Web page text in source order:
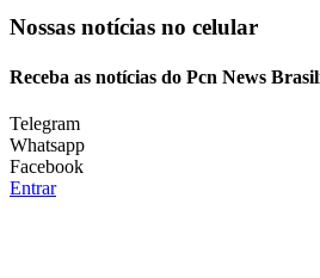
Nossas notícias no celular
Receba as notícias do Pcn News
Telegram
Whatsapp
Facebook
Entrar